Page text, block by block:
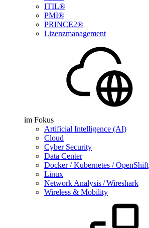
ITIL®
PMI®
PRINCE2®
Lizenzmanagement
im Fokus
Artificial Intelligence (AI)
Cloud
Cyber Security
Data Center
Docker / Kubernetes / OpenShift
Linux
Network Analysis / Wireshark
Wireless & Mobility